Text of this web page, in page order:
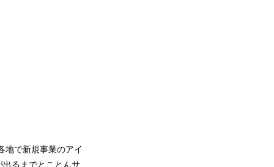
地で新規事業のアイ
るまでとことんサ